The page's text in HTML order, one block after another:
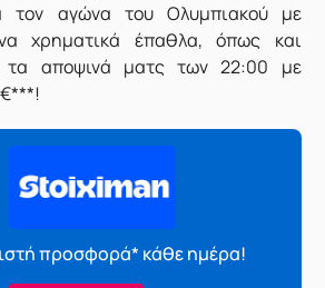
τον αγώνα του Ολυμπιακού με
χρηματικά έπαθλα, όπως και
τα αποψινά ματς των 22:00 με
προσφορά* κάθε ημέρα!